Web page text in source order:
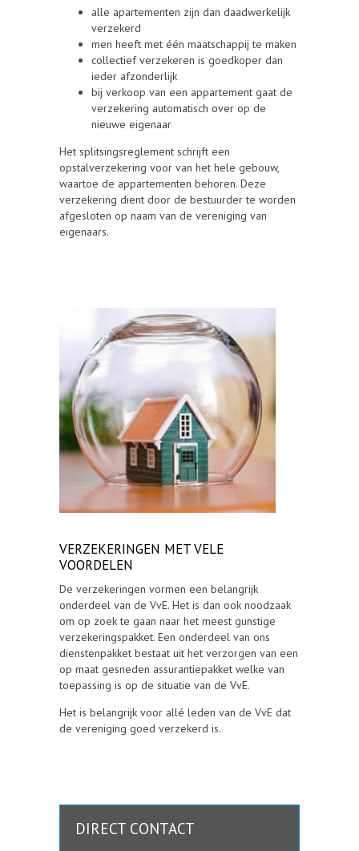
alle apartementen zijn dan daadwerkelijk
verzekerd
men heeft met één maatschappij te maken
collectief verzekeren is goedkoper dan
ieder afzonderlijk
bij verkoop van een appartement gaat de
verzekering automatisch over op de
nieuwe eigenaar
Het splitsingsreglement schrijft een
opstalverzekering voor van het hele gebouw,
waartoe de appartementen behoren. Deze
verzekering dient door de bestuurder te worden
afgesloten op naam van de vereniging van
eigenaars.
VERZEKERINGEN MET VELE
VOORDELEN
De verzekeringen vormen een belangrijk
onderdeel van de VvE. Het is dan ook noodzaak
om op zoek te gaan naar het meest gunstige
verzekeringspakket. Een onderdeel van ons
dienstenpakket bestaat uit het verzorgen van een
op maat gesneden assurantiepakket welke van
toepassing is op de situatie van de VvE.
Het is belangrijk voor allé leden van de VvE dat
de vereniging goed verzekerd is.
DIRECT CONTACT